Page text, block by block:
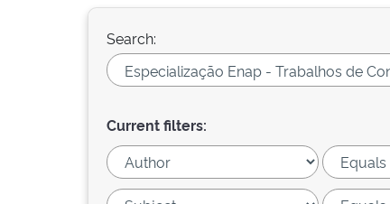
Search:
Current filters: